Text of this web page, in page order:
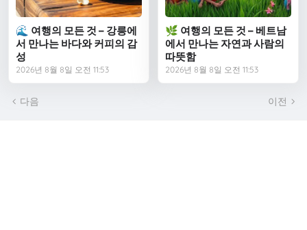
🌊 여행의 모든 것 – 강릉에
서 만나는 바다와 커피의 감
성
2026년 8월 8일 오전 11:53
🌿 여행의 모든 것 – 베트남
에서 만나는 자연과 사람의
따뜻함
2026년 8월 8일 오전 11:53
다음 이전